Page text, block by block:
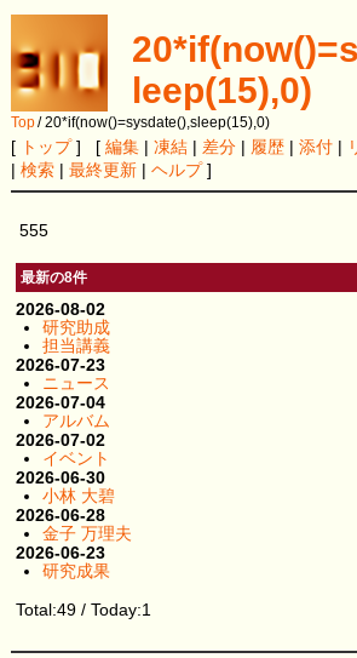
leep(15),0)
Top/ 20*if(now()=sysdate(),sleep(15),0)
[ トップ] [ 編集| 凍結| 差分| 履歴| 添付|
| 検索| 最終更新| ヘルプ]
555
最新の8件
2026-08-02
研究助成
担当講義
2026-07-23
ニュース
2026-07-04
アルバム
2026-07-02
イベント
2026-06-30
小林 大碧
2026-06-28
金子 万理夫
2026-06-23
研究成果
Total:49 / Today:1